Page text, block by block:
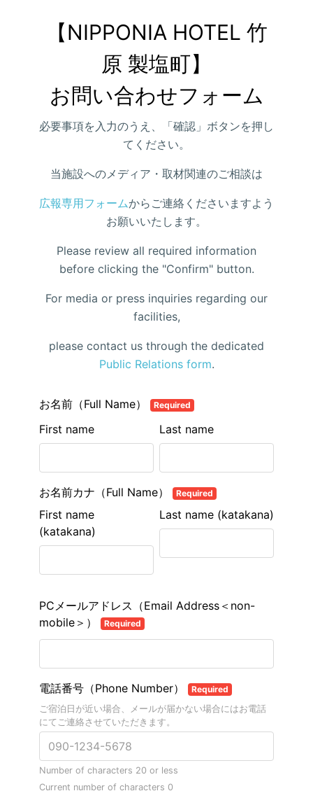
【NIPPONIA HOTEL 竹
原 製塩町】
お問い合わせフォーム
必要事項を入力のうえ、「確認」ボタンを押し
てください。
当施設へのメディア・取材関連のご相談は
広報専用フォームからご連絡くださいますよう
お願いいたします。
Please review all required information
before clicking the "Confirm" button.
For media or press inquiries regarding our
facilities,
please contact us through the dedicated
Public Relations form.
お名前（Full Name） Required
Last name
First name
お名前カナ（Full Name） Required
Last name (katakana)
First name
(katakana)
PCメールアドレス（Email Address＜non-
mobile＞）
Required
電話番号（Phone Number） Required
ご宿泊日が近い場合、メールが届かない場合にはお電話
にてご連絡させていただきます。
Number of characters 20 or less
Current number of characters 0